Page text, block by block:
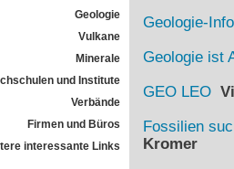
Geologie
Vulkane
Minerale
und Institute
Verbände
Firmen und Büros
interessante Links
Geologie-Info
Geologie ist
GEO LEO
Fossilien
Kromer